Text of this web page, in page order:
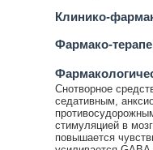
Клинико-
Фармако-
Снотворное
седативным,
стимуляцией в
повышается